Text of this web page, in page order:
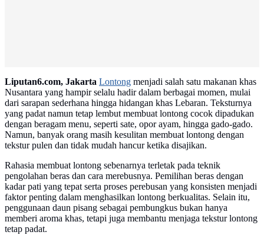
Liputan6.com, Jakarta Lontong menjadi salah satu makanan khas
Nusantara yang hampir selalu hadir dalam berbagai momen, mulai
dari sarapan sederhana hingga hidangan khas Lebaran. Teksturnya
yang padat namun tetap lembut membuat lontong cocok dipadukan
dengan beragam menu, seperti sate, opor ayam, hingga gado-gado.
Namun, banyak orang masih kesulitan membuat lontong dengan
tekstur pulen dan tidak mudah hancur ketika disajikan.
Rahasia membuat lontong sebenarnya terletak pada teknik
pengolahan beras dan cara merebusnya. Pemilihan beras dengan
kadar pati yang tepat serta proses perebusan yang konsisten menjadi
faktor penting dalam menghasilkan lontong berkualitas. Selain itu,
penggunaan daun pisang sebagai pembungkus bukan hanya
memberi aroma khas, tetapi juga membantu menjaga tekstur lontong
tetap padat.